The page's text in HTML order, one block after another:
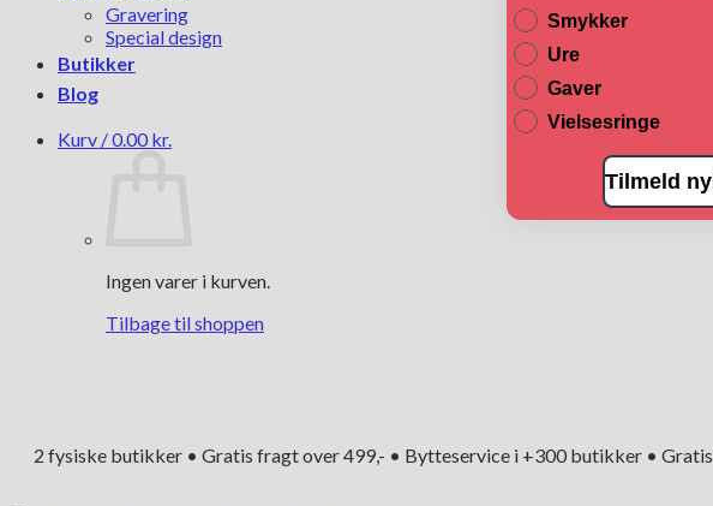
Gravering
Special design
Butikker
Blog
Kurv /0.00 kr.
Ingen varer i kurven.
Tilbage til shoppen
2 fysiske butikker • Gratis fragt over 499,- • Bytteservice i +300 butikker •
Smykker
Ure
Gaver
Vielsesringe
Tilmeld